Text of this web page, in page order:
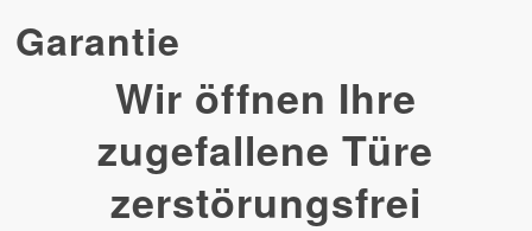
Garantie
Wir öffnen Ihre
zugefallene Türe
zerstörungsfrei